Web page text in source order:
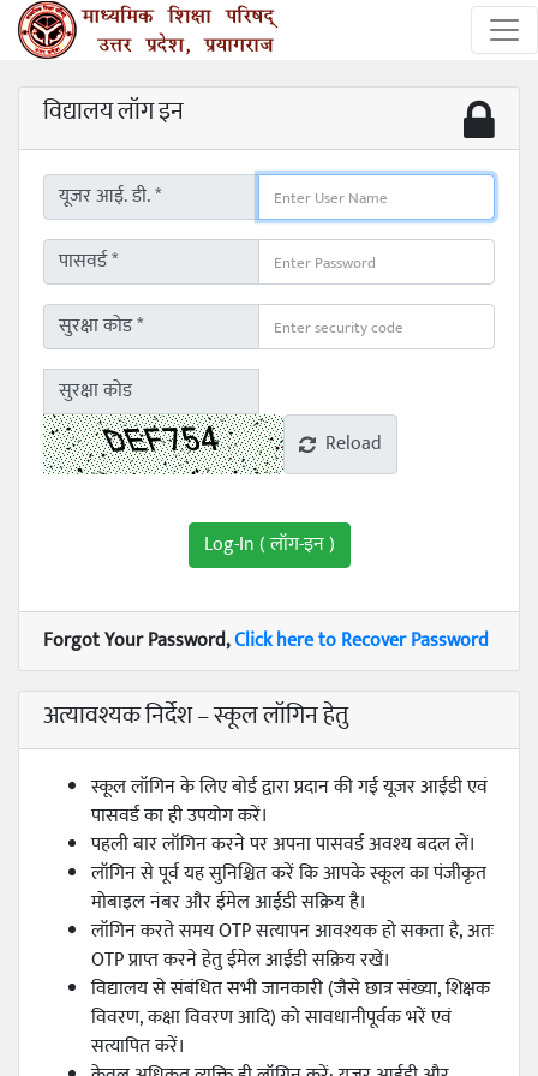
विद्यालय लॉग इन
यूजर आई. डी. *
पासवर्ड *
सुरक्षा कोड *
सुरक्षा कोड
Reload
Forgot Your Password,Click here to Recover Password
अत्यावश्यक निर्देश – स्कूल लॉगिन हेतु
स्कूल लॉगिन के लिए बोर्ड द्वारा प्रदान की गई यूज़र आईडी एवं
पासवर्ड का ही उपयोग करें।
पहली बार लॉगिन करने पर अपना पासवर्ड अवश्य बदल लें।
लॉगिन से पूर्व यह सुनिश्चित करें कि आपके स्कूल का पंजीकृत
मोबाइल नंबर और ईमेल आईडी सक्रिय है।
लॉगिन करते समय OTP सत्यापन आवश्यक हो सकता है, अतः
OTP प्राप्त करने हेतु ईमेल आईडी सक्रिय रखें।
विद्यालय से संबंधित सभी जानकारी (जैसे छात्र संख्या, शिक्षक
विवरण, कक्षा विवरण आदि) को सावधानीपूर्वक भरें एवं
सत्यापित करें।